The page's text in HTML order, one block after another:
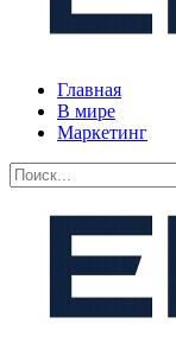
Главная
В мире
Маркетинг